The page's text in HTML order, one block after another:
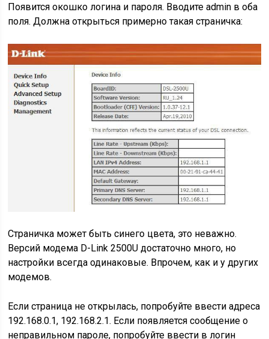
Появится окошко логина и пароля. Вводите admin в оба
поля. Должна открыться примерно такая страничка:
Страничка может быть синего цвета, это неважно.
Версий модема D-Link 2500U достаточно много, но
настройки всегда одинаковые. Впрочем, как и у других
модемов.
Если страница не открылась, попробуйте ввести адреса
192.168.0.1, 192.168.2.1. Если появляется сообщение о
неправильном пароле, попробуйте ввести в логин